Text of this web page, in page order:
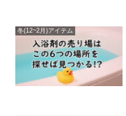
冬(12~2月)アイテム